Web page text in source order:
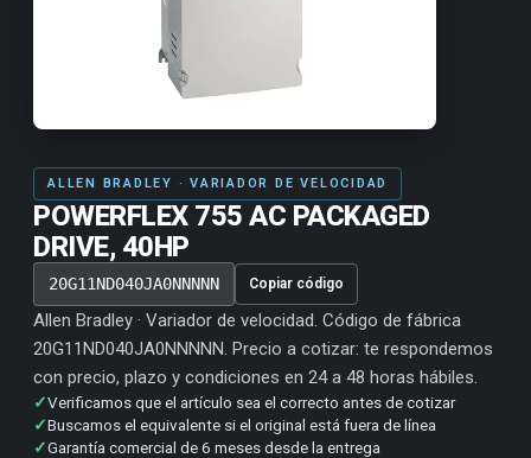
ALLEN BRADLEY · VARIADOR DE VELOCIDAD
POWERFLEX 755 AC PACKAGED
DRIVE, 40HP
20G11ND040JA0NNNNN Copiar código
Allen Bradley · Variador de velocidad. Código de fábrica
20G11ND040JA0NNNNN. Precio a cotizar: te respondemos
con precio, plazo y condiciones en 24 a 48 horas hábiles.
✓Verificamos que el artículo sea el correcto antes de cotizar
✓Buscamos el equivalente si el original está fuera de línea
✓Garantía comercial de 6 meses desde la entrega